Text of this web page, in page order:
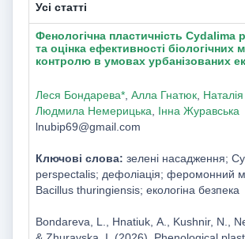
Усі статті
Фенологічна пластичність Cydalima
та оцінка ефективності біологічних
контролю в умовах урбанізованих
Леся Бондарева*, Алла Гнатюк,
Людмила Немерицька, Інна Журавська
lnubip69@gmail.com
Ключові слова: зелені насадження;
perspectalis; дефоліація; феромонний
Bacillus thuringiensis; екологіна безпека
Bondareva, L., Hnatiuk, А., Kushnir, N.,